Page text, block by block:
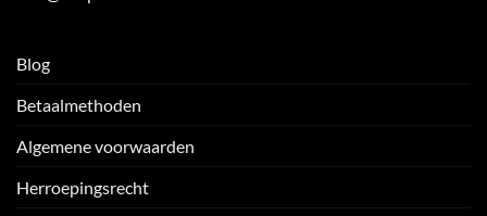
Blog
Betaalmethoden
Algemene voorwaarden
Herroepingsrecht